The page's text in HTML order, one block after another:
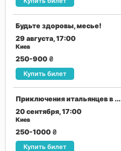
Будьте здоровы, месье!
29 августа, 17:00
Киев
250-900 ₴
Купить билет
Приключения итальянцев в ...
20 сентября, 17:00
Киев
250-1000 ₴
Купить билет